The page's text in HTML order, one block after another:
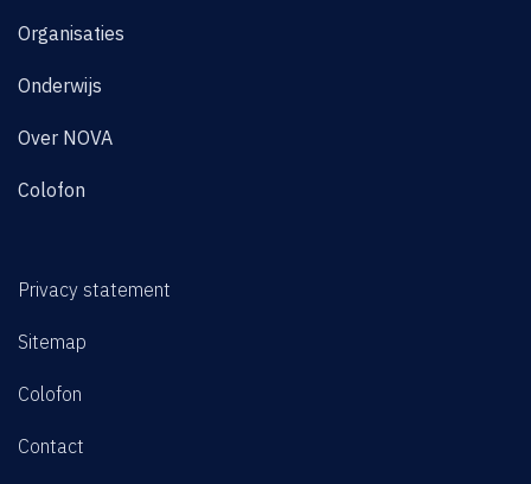
Organisaties
Onderwijs
Over NOVA
Colofon
Privacy statement
Sitemap
Colofon
Contact